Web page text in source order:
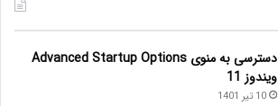
دسترسی به منوی Advanced Startup Options
ویندوز 11
10 تیر 1401